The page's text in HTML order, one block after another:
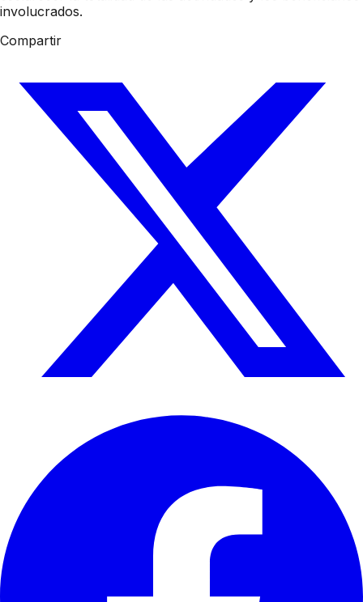
involucrados.
Compartir